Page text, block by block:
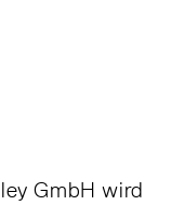
GmbH wird